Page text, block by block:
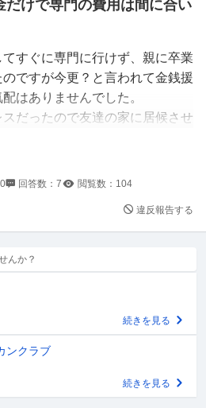
だけで専門の費用は間に合い
すぐに専門に行けず、親に卒業
ですが今更？と言われて金銭援
はありませんでした。
だったので友達の家に居候させ
のですが月10万もいかなくて
が、会社の方と顔合わせ寸前ま
より経験者の方が優遇されるよ
と書いているのに最終まで行っ
うでお力になれずすみませんと
1年稼いで1年で県外に行く と
で応募が難しいです、、、とり
って県外に行ってやりたい仕事
らし費用をなんとか貯めて、専
0 回答数： 7 閲覧数： 104
違反報告する
んか？
続きを見る
ンクラブ
続きを見る